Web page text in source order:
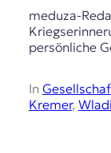
meduza-
persönliche
In
Kremer,